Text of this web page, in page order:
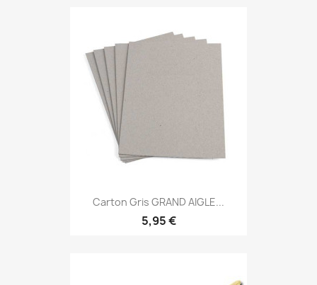
Carton Gris GRAND AIGLE...
5,95 €